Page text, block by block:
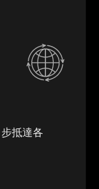
抵達各